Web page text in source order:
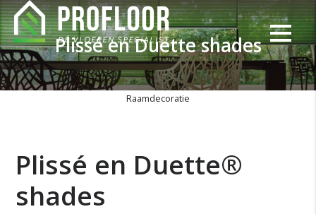
Plissé en Duette shades
Raamdecoratie
Plissé en Duette®
shades